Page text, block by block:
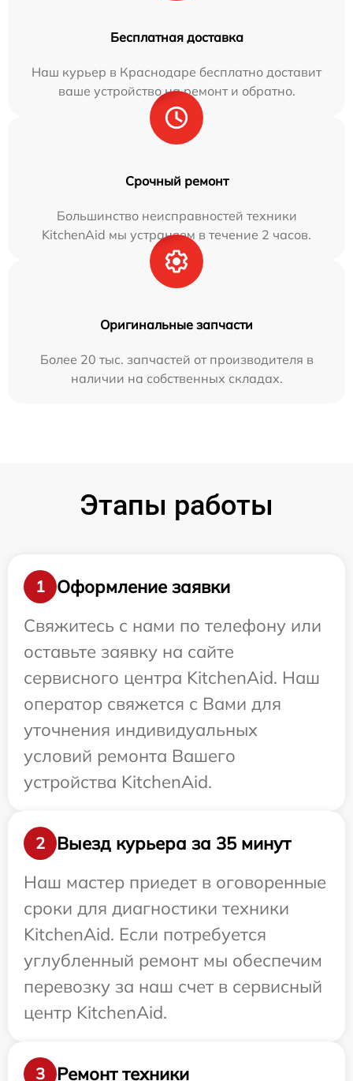
Бесплатная доставка
Наш курьер в Краснодаре бесплатно доставит
ваше устройство на ремонт и обратно.
Срочный ремонт
Большинство неисправностей техники
KitchenAid мы устраняем в течение 2 часов.
Оригинальные запчасти
Более 20 тыс. запчастей от производителя в
наличии на собственных складах.
Этапы работы
1
Оформление заявки
Свяжитесь с нами по телефону или
оставьте заявку на сайте
сервисного центра KitchenAid. Наш
оператор свяжется с Вами для
уточнения индивидуальных
условий ремонта Вашего
устройства KitchenAid.
2
Выезд курьера за 35 минут
Наш мастер приедет в оговоренные
сроки для диагностики техники
KitchenAid. Если потребуется
углубленный ремонт мы обеспечим
перевозку за наш счет в сервисный
центр KitchenAid.
3 Ремонт техники